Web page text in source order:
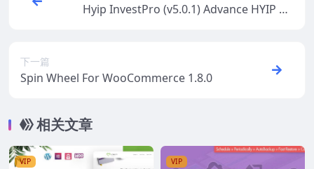
Hyip InvestPro (v5.0.1) Advance HYIP & I
下一篇
Spin Wheel For WooCommerce 1.8.0
相关文章
VIP VIP